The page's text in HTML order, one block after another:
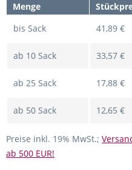
Menge
bis Sack 41,89 €
ab 10 Sack 33,57 €
ab 25 Sack 17,88 €
ab 50 Sack 12,65 €
Preise inkl. 19% MwSt.;
ab 500 EUR!